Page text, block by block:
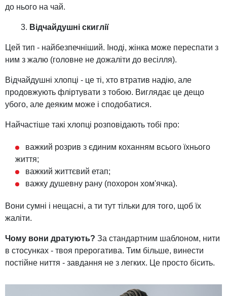
до нього на чай.
Відчайдушні скиглії
Цей тип - найбезпечніший. Іноді, жінка може переспати з
ним з жалю (головне не дожаліти до весілля).
Відчайдушні хлопці - це ті, хто втратив надію, але
продовжують фліртувати з тобою. Виглядає це дещо
убого, але деяким може і сподобатися.
Найчастіше такі хлопці розповідають тобі про:
важкий розрив з єдиним коханням всього їхнього
життя;
важкий життєвий етап;
важку душевну рану (похорон хом'ячка).
Вони сумні і нещасні, а ти тут тільки для того, щоб їх
жаліти.
Чому вони дратують? За стандартним шаблоном, нити
в стосунках - твоя прерогатива. Тим більше, винести
постійне ниття - завдання не з легких. Це просто бісить.